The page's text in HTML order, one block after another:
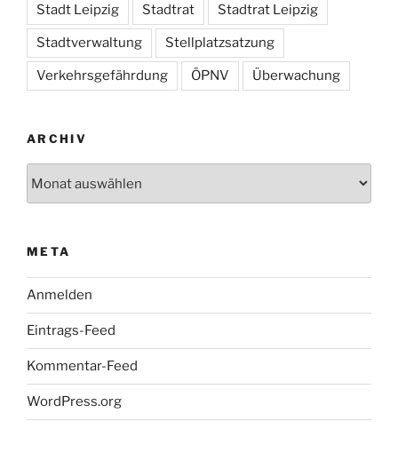
Stadt Leipzig Stadtrat Stadtrat Leipzig
Stadtverwaltung Stellplatzsatzung
Verkehrsgefährdung ÖPNV Überwachung
ARCHIV
META
Anmelden
Eintrags-Feed
Kommentar-Feed
WordPress.org